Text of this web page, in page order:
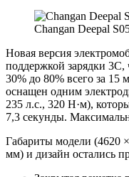
Changan Deepal
Новая версия
поддержкой зарядки 3C,
30% до 80% всего за 15
оснащен одним
235 л.с., 320 Н·м),
7,3 секунды.
Габариты модели (4620
мм) и дизайн остались